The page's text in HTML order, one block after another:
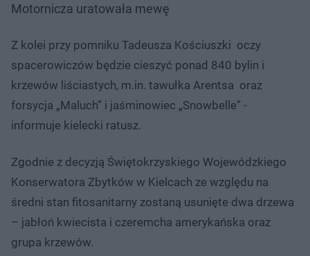
Motornicza uratowała mewę
Z kolei przy pomniku Tadeusza Kościuszki oczy
spacerowiczów będzie cieszyć ponad 840 bylin i
krzewów liściastych, m.in. tawułka Arentsa oraz
forsycja „Maluch” i jaśminowiec „Snowbelle” -
informuje kielecki ratusz.
Zgodnie z decyzją Świętokrzyskiego Wojewódzkiego
Konserwatora Zbytków w Kielcach ze względu na
średni stan fitosanitarny zostaną usunięte dwa drzewa
– jabłoń kwiecista i czeremcha amerykańska oraz
grupa krzewów.